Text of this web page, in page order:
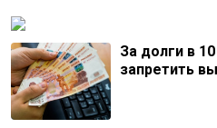
За долги в
запретить